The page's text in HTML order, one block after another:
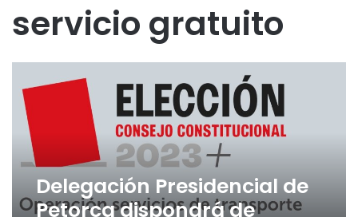
servicio gratuito
Delegación Presidencial de
Petorca dispondrá de